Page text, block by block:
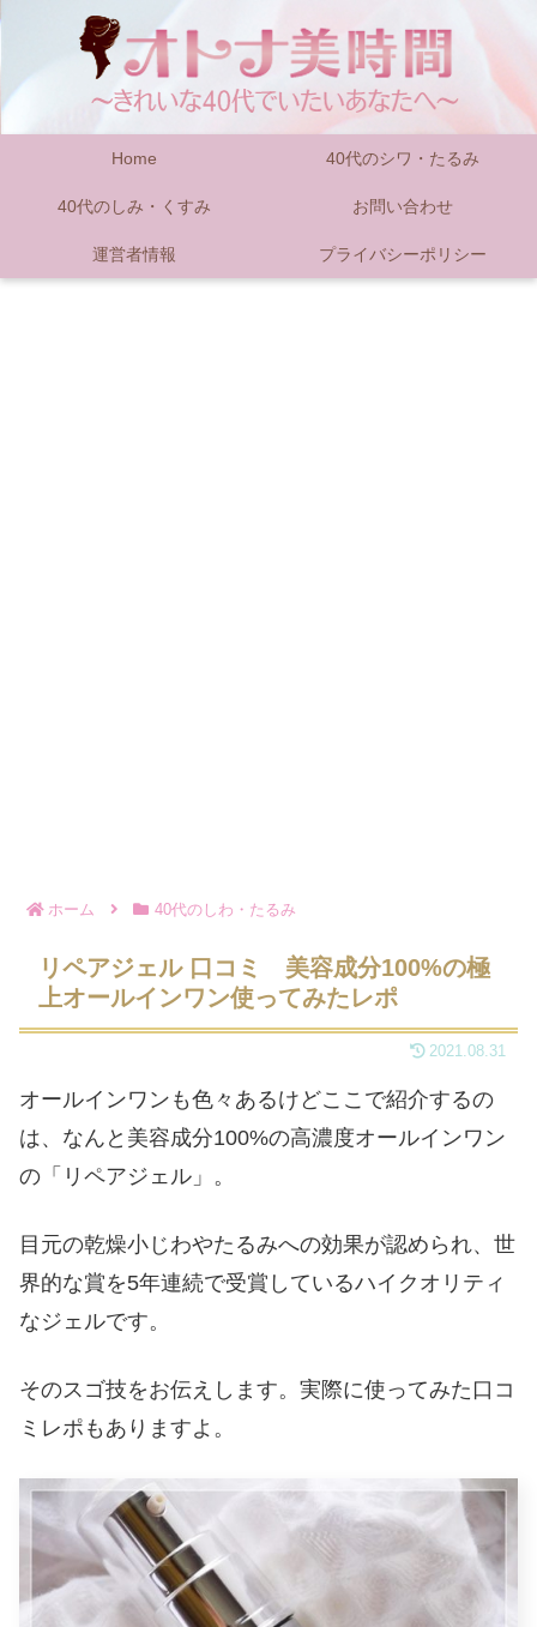
Home 40代のシワ・たるみ
40代のしみ・くすみ お問い合わせ
運営者情報 プライバシーポリシー
ホーム 40代のしわ・たるみ
リペアジェル 口コミ 美容成分100%の極
上オールインワン使ってみたレポ
2021.08.31
オールインワンも色々あるけどここで紹介するの
は、なんと美容成分100%の高濃度オールインワン
の「リペアジェル」。
目元の乾燥小じわやたるみへの効果が認められ、世
界的な賞を5年連続で受賞しているハイクオリティ
なジェルです。
そのスゴ技をお伝えします。実際に使ってみた口コ
ミレポもありますよ。